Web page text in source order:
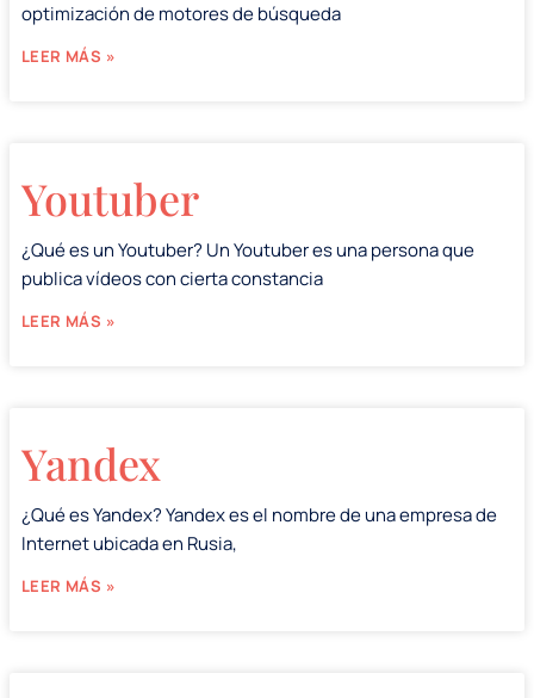
optimización de motores de búsqueda
LEER MÁS »
Youtuber
¿Qué es un Youtuber? Un Youtuber es una persona que
publica vídeos con cierta constancia
LEER MÁS »
Yandex
¿Qué es Yandex? Yandex es el nombre de una empresa de
Internet ubicada en Rusia,
LEER MÁS »